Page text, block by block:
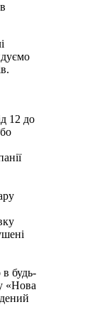
12 до
в будь-
«Нова